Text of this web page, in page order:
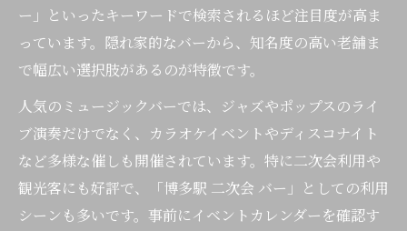
ー」といったキーワードで検索されるほど注目度が高ま
っています。隠れ家的なバーから、知名度の高い老舗ま
で幅広い選択肢があるのが特徴です。
人気のミュージックバーでは、ジャズやポップスのライ
ブ演奏だけでなく、カラオケイベントやディスコナイト
など多様な催しも開催されています。特に二次会利用や
観光客にも好評で、「博多駅 二次会 バー」としての利用
シーンも多いです。事前にイベントカレンダーを確認す